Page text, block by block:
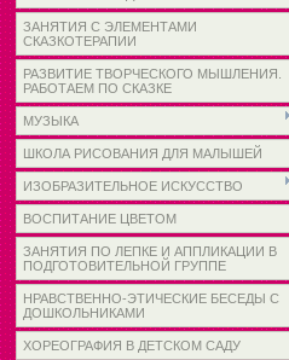
ЗАНЯТИЯ С ЭЛЕМЕНТАМИ
СКАЗКОТЕРАПИИ
РАЗВИТИЕ ТВОРЧЕСКОГО МЫШЛЕНИЯ.
РАБОТАЕМ ПО СКАЗКЕ
МУЗЫКА
ШКОЛА РИСОВАНИЯ ДЛЯ МАЛЫШЕЙ
ИЗОБРАЗИТЕЛЬНОЕ ИСКУССТВО
ВОСПИТАНИЕ ЦВЕТОМ
ЗАНЯТИЯ ПО ЛЕПКЕ И АППЛИКАЦИИ В
ПОДГОТОВИТЕЛЬНОЙ ГРУППЕ
НРАВСТВЕННО-ЭТИЧЕСКИЕ БЕСЕДЫ С
ДОШКОЛЬНИКАМИ
ХОРЕОГРАФИЯ В ДЕТСКОМ САДУ